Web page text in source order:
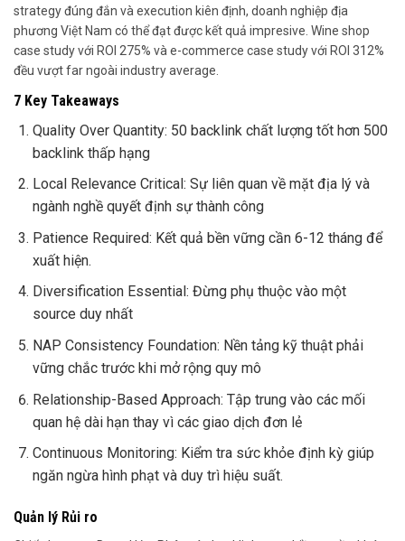
strategy đúng đắn và execution kiên định, doanh nghiệp địa
phương Việt Nam có thể đạt được kết quả impresive. Wine shop
case study với ROI 275% và e-commerce case study với ROI 312%
đều vượt far ngoài industry average.
7 Key Takeaways
Quality Over Quantity: 50 backlink chất lượng tốt hơn 500
backlink thấp hạng
Local Relevance Critical: Sự liên quan về mặt địa lý và
ngành nghề quyết định sự thành công
Patience Required: Kết quả bền vững cần 6-12 tháng để
xuất hiện.
Diversification Essential: Đừng phụ thuộc vào một
source duy nhất
NAP Consistency Foundation: Nền tảng kỹ thuật phải
vững chắc trước khi mở rộng quy mô
Relationship-Based Approach: Tập trung vào các mối
quan hệ dài hạn thay vì các giao dịch đơn lẻ
Continuous Monitoring: Kiểm tra sức khỏe định kỳ giúp
ngăn ngừa hình phạt và duy trì hiệu suất.
Quản lý Rủi ro